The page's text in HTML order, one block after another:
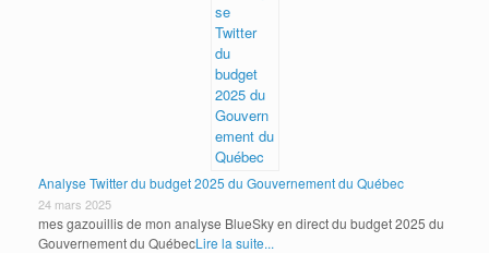
Analyse Twitter du budget 2025 du Gouvernement du Québec
24 mars 2025
mes gazouillis de mon analyse BlueSky en direct du budget 2025 du
Gouvernement du QuébecLire la suite...